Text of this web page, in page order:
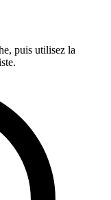
puis utilisez la